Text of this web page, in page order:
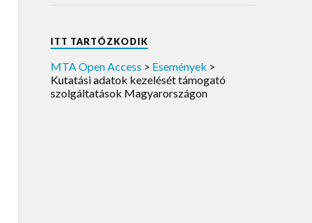
ITT TARTÓZKODIK
MTA Open Access > Események >
Kutatási adatok kezelését támogató
szolgáltatások Magyarországon